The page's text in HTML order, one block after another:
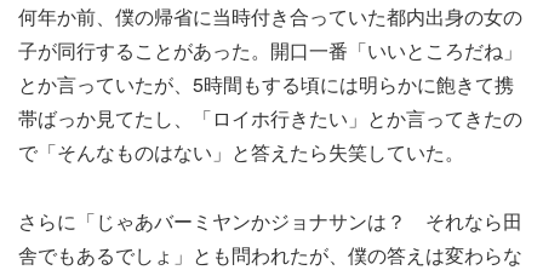
何年か前、僕の帰省に当時付き合っていた都内出身の女の
子が同行することがあった。開口一番「いいところだね」
とか言っていたが、5時間もする頃には明らかに飽きて携
帯ばっか見てたし、「ロイホ行きたい」とか言ってきたの
で「そんなものはない」と答えたら失笑していた。
さらに「じゃあバーミヤンかジョナサンは？ それなら田
舎でもあるでしょ」とも問われたが、僕の答えは変わらな